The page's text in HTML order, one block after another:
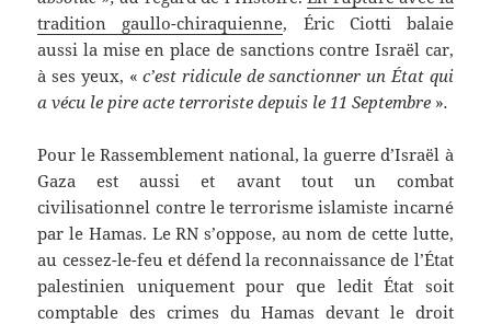
tradition gaullo-chiraquienne, Éric Ciotti balaie
aussi la mise en place de sanctions contre Israël car,
à ses yeux, « c’est ridicule de sanctionner un État qui
a vécu le pire acte terroriste depuis le 11 Septembre ».
Pour le Rassemblement national, la guerre d’Israël à
Gaza est aussi et avant tout un combat
civilisationnel contre le terrorisme islamiste incarné
par le Hamas. Le RN s’oppose, au nom de cette lutte,
au cessez-le-feu et défend la reconnaissance de l’État
palestinien uniquement pour que ledit État soit
comptable des crimes du Hamas devant le droit